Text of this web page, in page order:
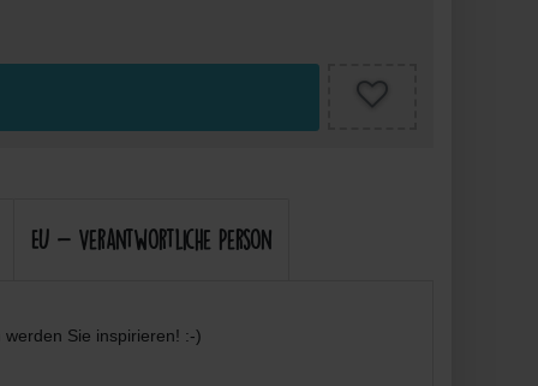
EU - Verantwortliche Person
Sie inspirieren! :-)